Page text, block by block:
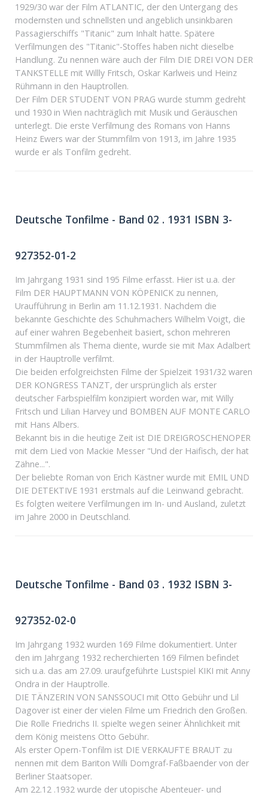
1929/30 war der Film ATLANTIC, der den Untergang des
modernsten und schnellsten und angeblich unsinkbaren
Passagierschiffs "Titanic" zum Inhalt hatte. Spätere
Verfilmungen des "Titanic"-Stoffes haben nicht dieselbe
Handlung. Zu nennen wäre auch der Film DIE DREI VON DER
TANKSTELLE mit Willly Fritsch, Oskar Karlweis und Heinz
Rühmann in den Hauptrollen.
Der Film DER STUDENT VON PRAG wurde stumm gedreht
und 1930 in Wien nachträglich mit Musik und Geräuschen
unterlegt. Die erste Verfilmung des Romans von Hanns
Heinz Ewers war der Stummfilm von 1913, im Jahre 1935
wurde er als Tonfilm gedreht.
Deutsche Tonfilme - Band 02 . 1931 ISBN 3-
927352-01-2
Im Jahrgang 1931 sind 195 Filme erfasst. Hier ist u.a. der
Film DER HAUPTMANN VON KÖPENICK zu nennen,
Uraufführung in Berlin am 11.12.1931. Nachdem die
bekannte Geschichte des Schuhmachers Wilhelm Voigt, die
auf einer wahren Begebenheit basiert, schon mehreren
Stummfilmen als Thema diente, wurde sie mit Max Adalbert
in der Hauptrolle verfilmt.
Die beiden erfolgreichsten Filme der Spielzeit 1931/32 waren
DER KONGRESS TANZT, der ursprünglich als erster
deutscher Farbspielfilm konzipiert worden war, mit Willy
Fritsch und Lilian Harvey und BOMBEN AUF MONTE CARLO
mit Hans Albers.
Bekannt bis in die heutige Zeit ist DIE DREIGROSCHENOPER
mit dem Lied von Mackie Messer "Und der Haifisch, der hat
Zähne...".
Der beliebte Roman von Erich Kästner wurde mit EMIL UND
DIE DETEKTIVE 1931 erstmals auf die Leinwand gebracht.
Es folgten weitere Verfilmungen im In- und Ausland, zuletzt
im Jahre 2000 in Deutschland.
Deutsche Tonfilme - Band 03 . 1932 ISBN 3-
927352-02-0
Im Jahrgang 1932 wurden 169 Filme dokumentiert. Unter
den im Jahrgang 1932 recherchierten 169 Filmen befindet
sich u.a. das am 27.09. uraufgeführte Lustspiel KIKI mit Anny
Ondra in der Hauptrolle.
DIE TÄNZERIN VON SANSSOUCI mit Otto Gebühr und Lil
Dagover ist einer der vielen Filme um Friedrich den Großen.
Die Rolle Friedrichs II. spielte wegen seiner Ähnlichkeit mit
dem König meistens Otto Gebühr.
Als erster Opern-Tonfilm ist DIE VERKAUFTE BRAUT zu
nennen mit dem Bariton Willi Domgraf-Faßbaender von der
Berliner Staatsoper.
Am 22.12 .1932 wurde der utopische Abenteuer- und